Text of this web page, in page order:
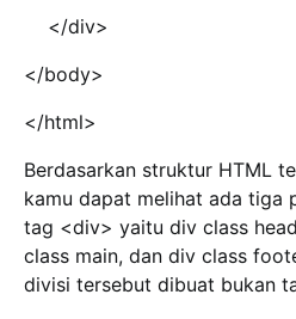
</div>
</body>
</html>
Berdasarkan struktur HTML
kamu dapat melihat ada tiga
tag <div> yaitu div class
class main, dan div class
divisi tersebut dibuat bukan